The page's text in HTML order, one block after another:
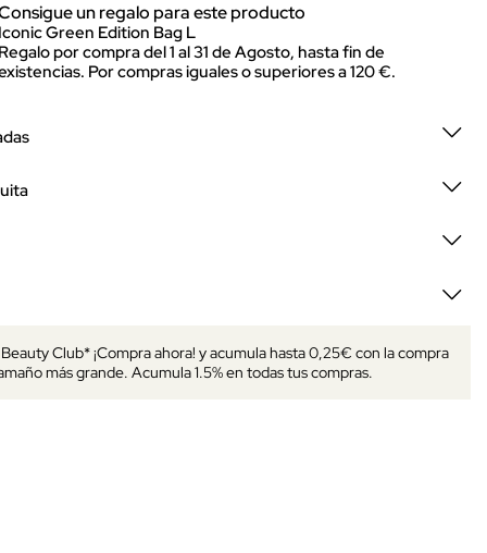
un regalo para este producto
Green Edition Bag L
por compra del 1 al 31 de Agosto, hasta fin de
Por compras iguales o superiores a 120 €.
Club* ¡Compra ahora! y acumula hasta 0,25€ con la compra
más grande. Acumula 1.5% en todas tus compras.